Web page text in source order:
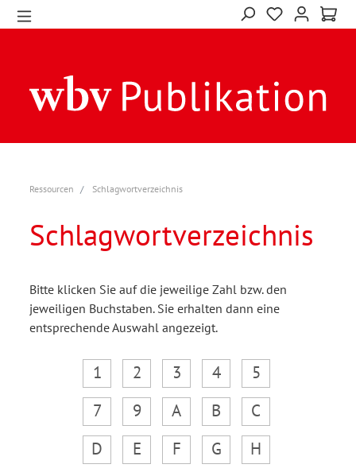
Ressourcen Schlagwortverzeichnis
Schlagwortverzeichnis
Bitte klicken Sie auf die jeweilige Zahl bzw. den
jeweiligen Buchstaben. Sie erhalten dann eine
entsprechende Auswahl angezeigt.
1 2 3 4
5
7
9 A B
C
D
E F G
H